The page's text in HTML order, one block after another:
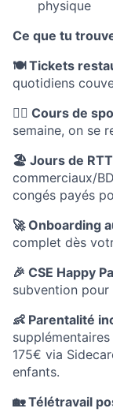
physique
Ce que tu
🍽️ Tickets
quotidiens
🏋️‍♂️ Cours de
semaine, on se
🏖️ Jours de
commerciaux/
congés payés
🚀 Onboarding
complet dès
🎉 CSE Happy
subvention
👶 Parentalité
175€ via
enfants.
🏡Télétravail